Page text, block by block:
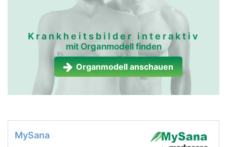
Krankheitsbilder interaktiv
mit Organmodell finden
Organmodell anschauen
MySana